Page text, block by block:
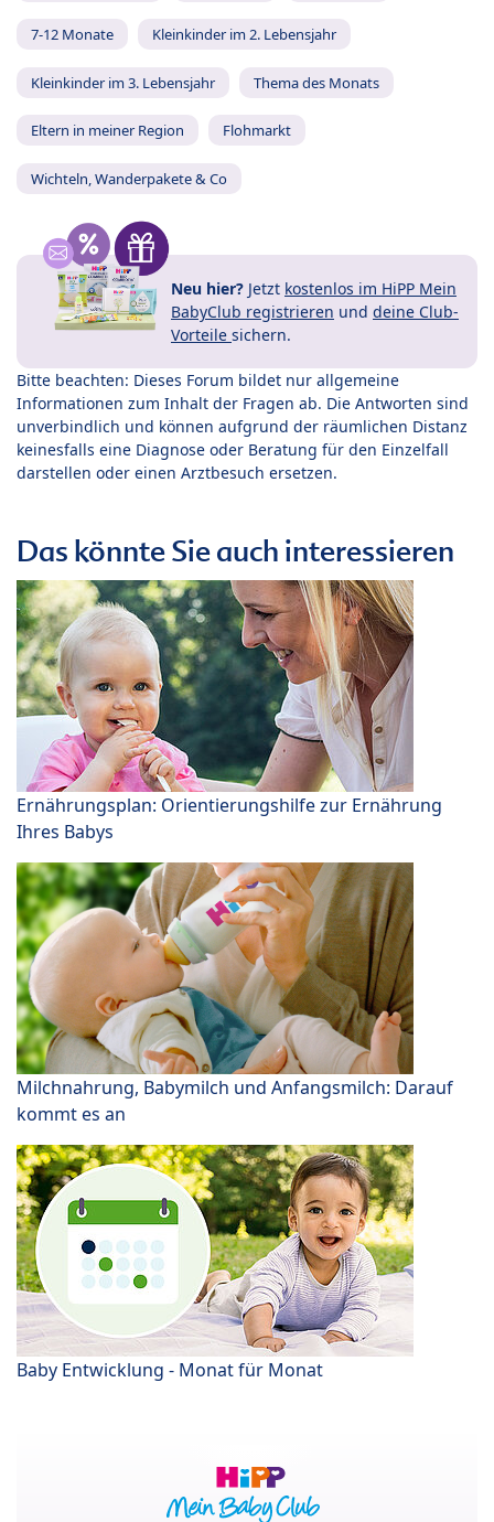
7-12 Monate Kleinkinder im 2. Lebensjahr
Kleinkinder im 3. Lebensjahr Thema des Monats
Eltern in meiner Region Flohmarkt
Wichteln, Wanderpakete & Co
Neu hier? Jetzt kostenlos im HiPP Mein
BabyClub registrieren und deine Club-
Vorteile sichern.
Bitte beachten: Dieses Forum bildet nur allgemeine
Informationen zum Inhalt der Fragen ab. Die Antworten sind
unverbindlich und können aufgrund der räumlichen Distanz
keinesfalls eine Diagnose oder Beratung für den Einzelfall
darstellen oder einen Arztbesuch ersetzen.
Das könnte Sie auch interessieren
Ernährungsplan: Orientierungshilfe zur Ernährung
Ihres Babys
Milchnahrung, Babymilch und Anfangsmilch: Darauf
kommt es an
Baby Entwicklung - Monat für Monat